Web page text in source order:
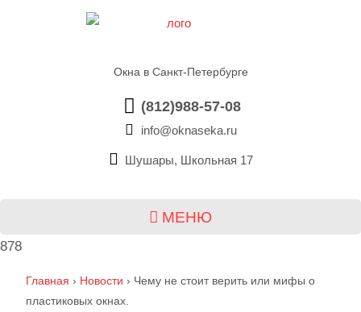
Окна в Санкт-Петербурге
(812)988-57-08
info@oknaseka.ru
Шушары, Школьная 17
МЕНЮ
878
Главная › Новости › Чему не стоит верить или мифы о
пластиковых окнах.